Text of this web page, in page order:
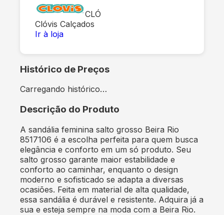
CLÓ
Clóvis Calçados
Ir à loja
Histórico de Preços
Carregando histórico…
Descrição do Produto
A sandália feminina salto grosso Beira Rio
8517106 é a escolha perfeita para quem busca
elegância e conforto em um só produto. Seu
salto grosso garante maior estabilidade e
conforto ao caminhar, enquanto o design
moderno e sofisticado se adapta a diversas
ocasiões. Feita em material de alta qualidade,
essa sandália é durável e resistente. Adquira já a
sua e esteja sempre na moda com a Beira Rio.